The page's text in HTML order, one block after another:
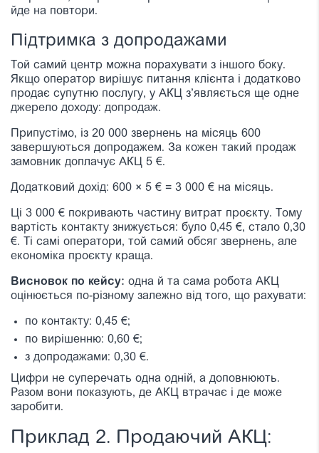
йде на повтори.
Підтримка з допродажами
Той самий центр можна порахувати з іншого боку.
Якщо оператор вирішує питання клієнта і додатково
продає супутню послугу, у АКЦ з’являється ще одне
джерело доходу: допродаж.
Припустімо, із 20 000 звернень на місяць 600
завершуються допродажем. За кожен такий продаж
замовник доплачує АКЦ 5 €.
Додатковий дохід: 600 × 5 € = 3 000 € на місяць.
Ці 3 000 € покривають частину витрат проєкту. Тому
вартість контакту знижується: було 0,45 €, стало 0,30
€. Ті самі оператори, той самий обсяг звернень, але
економіка проєкту краща.
Висновок по кейсу: одна й та сама робота АКЦ
оцінюється по-різному залежно від того, що рахувати:
по контакту: 0,45 €;
по вирішенню: 0,60 €;
з допродажами: 0,30 €.
Цифри не суперечать одна одній, а доповнюють.
Разом вони показують, де АКЦ втрачає і де може
заробити.
Приклад 2. Продаючий АКЦ: